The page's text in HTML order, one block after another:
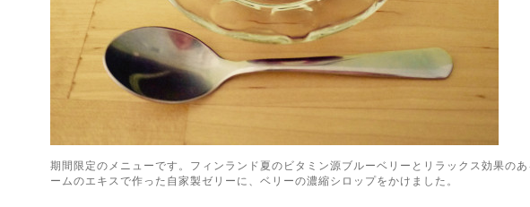
期間限定のメニューです。フィンランド夏のビタミン源ブルーベリーとリラックス効果の
ームのエキスで作った自家製ゼリーに、ベリーの濃縮シロップをかけました。